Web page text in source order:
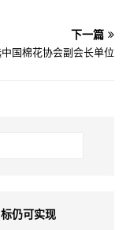
下一篇
国棉花协会副会长单位
仍可实现